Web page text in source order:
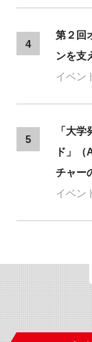
4
第２回
ンを支
イベン
5
「大
ド」
チャー
イベン